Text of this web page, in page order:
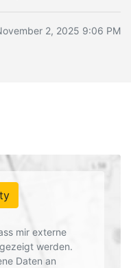
2, 2025 9:06 PM
mir externe
werden.
Daten an